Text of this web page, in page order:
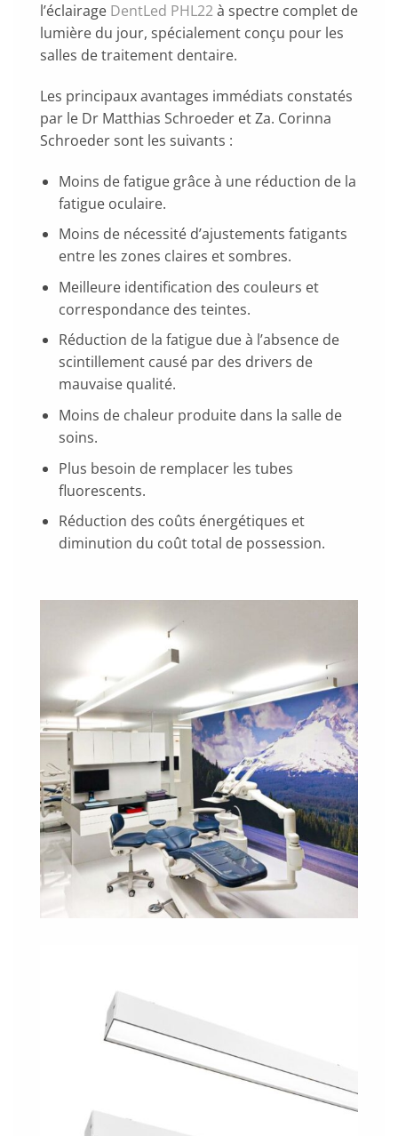
l’éclairage DentLed PHL22à spectre complet de
lumière du jour, spécialement conçu pour les
salles de traitement dentaire.
Les principaux avantages immédiats constatés
par le Dr Matthias Schroeder et Za. Corinna
Schroeder sont les suivants :
Moins de fatigue grâce à une réduction de la
fatigue oculaire.
Moins de nécessité d’ajustements fatigants
entre les zones claires et sombres.
Meilleure identification des couleurs et
correspondance des teintes.
Réduction de la fatigue due à l’absence de
scintillement causé par des drivers de
mauvaise qualité.
Moins de chaleur produite dans la salle de
soins.
Plus besoin de remplacer les tubes
fluorescents.
Réduction des coûts énergétiques et
diminution du coût total de possession.